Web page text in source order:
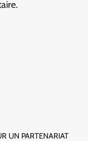
UN PARTENARIAT